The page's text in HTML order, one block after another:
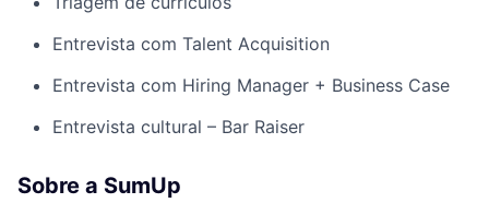
Entrevista com Talent Acquisition
Entrevista com Hiring Manager + Business Case
Entrevista cultural – Bar Raiser
Sobre a SumUp